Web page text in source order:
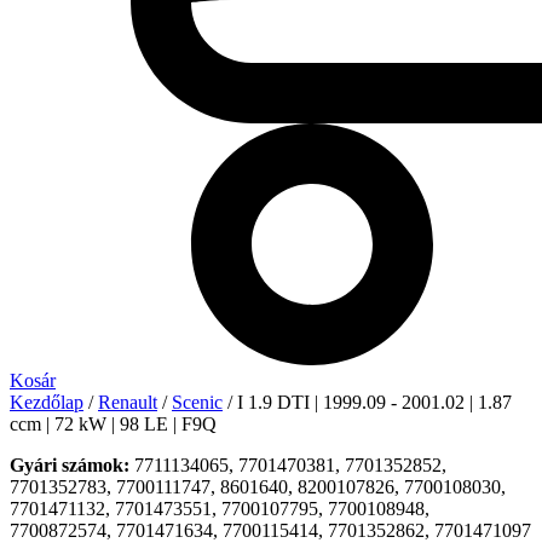
Kosár
Kezdőlap /Renault / Scenic / I 1.9 DTI | 1999.09 - 2001.02 | 1.87
ccm | 72 kW | 98 LE | F9Q
Gyári számok: 7711134065, 7701470381, 7701352852,
7701352783, 7700111747, 8601640, 8200107826, 7700108030,
7701471132, 7701473551, 7700107795, 7700108948,
7700872574, 7701471634, 7700115414, 7701352862, 7701471097